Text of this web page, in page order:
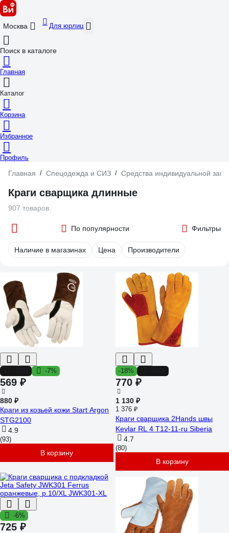
Москва Для юрлиц
Поиск в каталоге
Главная
Каталог
Корзина
Избранное
Профиль
Главная / Спецодежда и СИЗ / Средства индивидуальной
Краги сварщика длинные
907 товаров
По популярности Фильтры
Наличие в магазинах Цена Производители
-7%
569 ₽
880 ₽
Краги из козьей кожи Start Argon
STG2100
4.9
(93)
В корзину
-18%
770 ₽
1 130 ₽
1 376 ₽
Краги сварщика 2Hands швы
Kevlar RL 4 Т12-11-ru Siberia
4.7
(80)
В корзину
-6%
725 ₽